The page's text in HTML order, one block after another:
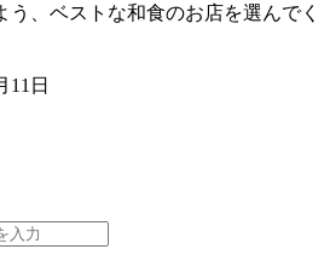
、ベストな和食のお店を選んでく
11日